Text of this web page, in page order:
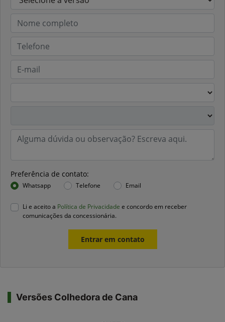
Preferência de contato:
Whatsapp Telefone Email
Li e aceito a Política de Privacidade e concordo em receber
comunicações da concessionária.
Entrar em contato
Versões Colhedora de Cana